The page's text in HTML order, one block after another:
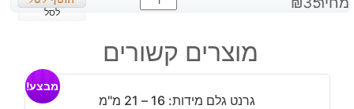
של
צהוב
חלוק
לסל
מוצרים קשורים
גרנט גלם מידות: 16 – 21 מ"מ
מבצע!